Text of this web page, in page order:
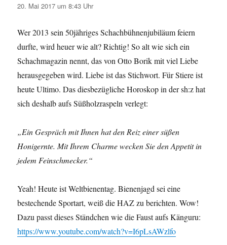
20. Mai 2017 um 8:43 Uhr
Wer 2013 sein 50jähriges Schachbühnenjubiläum feiern
durfte, wird heuer wie alt? Richtig! So alt wie sich ein
Schachmagazin nennt, das von Otto Borik mit viel Liebe
herausgegeben wird. Liebe ist das Stichwort. Für Stiere ist
heute Ultimo. Das diesbezügliche Horoskop in der sh:z hat
sich deshalb aufs Süßholzraspeln verlegt:
„Ein Gespräch mit Ihnen hat den Reiz einer süßen
Honigernte. Mit Ihrem Charme wecken Sie den Appetit in
jedem Feinschmecker.“
Yeah! Heute ist Weltbienentag. Bienenjagd sei eine
bestechende Sportart, weiß die HAZ zu berichten. Wow!
Dazu passt dieses Ständchen wie die Faust aufs Känguru:
https://www.youtube.com/watch?v=I6pLsAWzlfo